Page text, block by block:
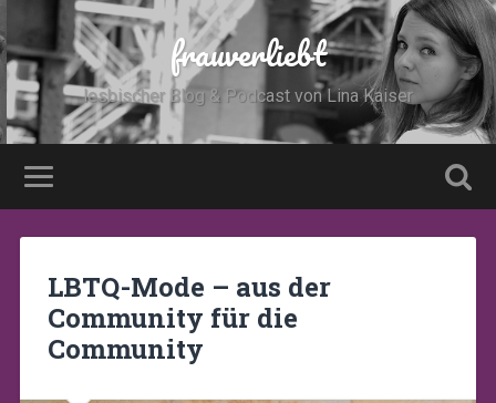
frauverliebt
lesbischer Blog & Podcast von Lina Kaiser
LBTQ-Mode – aus der
Community für die
Community